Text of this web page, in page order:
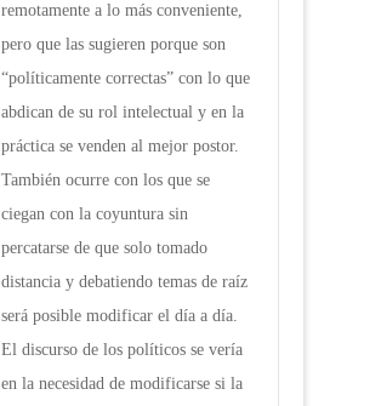
remotamente a lo más conveniente,
pero que las sugieren porque son
“políticamente correctas” con lo que
abdican de su rol intelectual y en la
práctica se venden al mejor postor.
También ocurre con los que se
ciegan con la coyuntura sin
percatarse de que solo tomado
distancia y debatiendo temas de raíz
será posible modificar el día a día.
El discurso de los políticos se vería
en la necesidad de modificarse si la